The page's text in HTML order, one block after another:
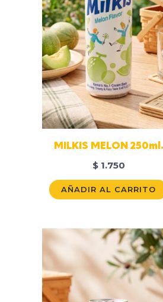
MILKIS MELON 250ml.
$1.750
AÑADIR AL CARRITO